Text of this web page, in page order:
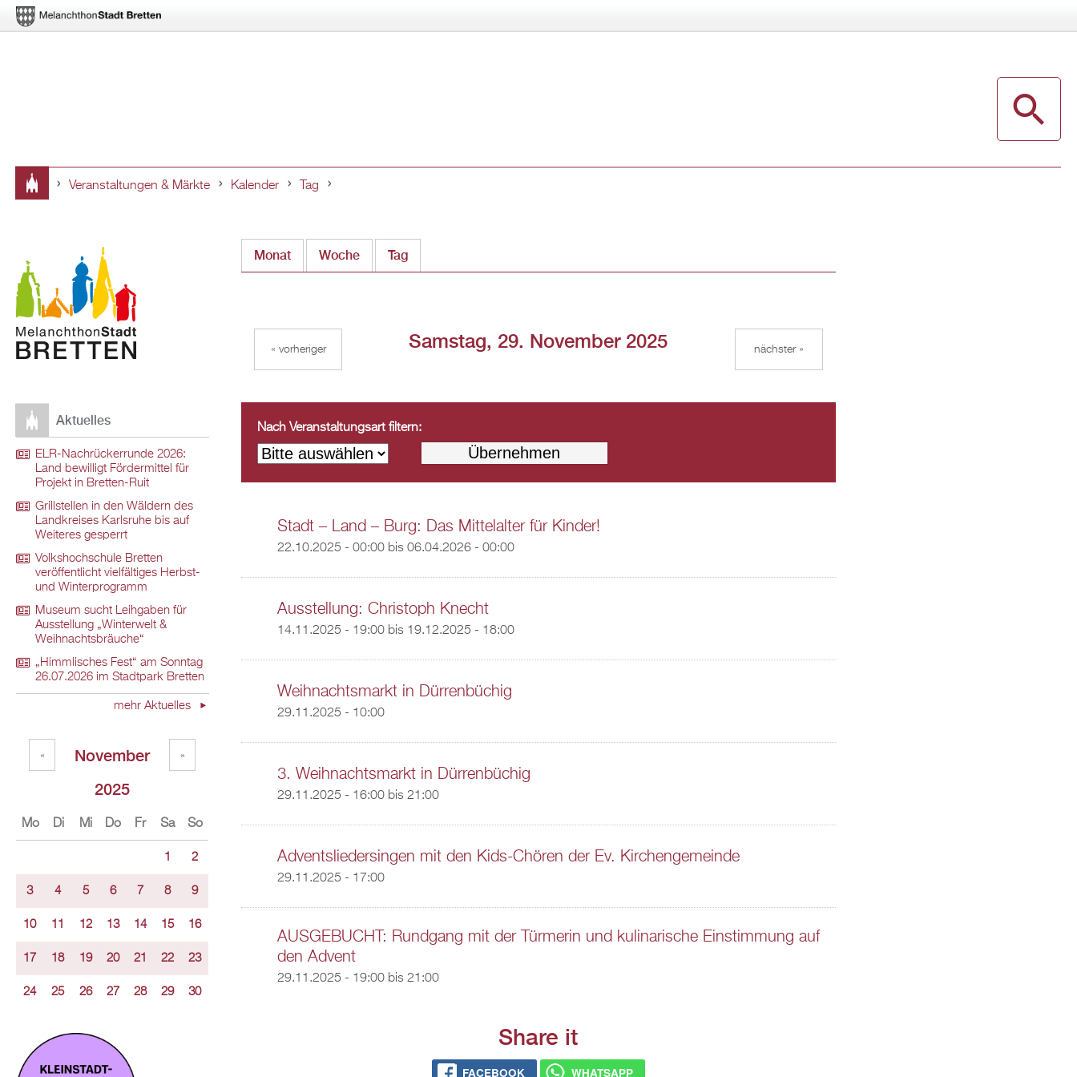
hier
Veranstaltungen & Märkte Kalender Tag
Monat Woche Tag(aktiver Reiter)
Samstag, 29. November 2025
« vorheriger nächster »
Nach Veranstaltungsart filtern:
Stadt – Land – Burg: Das Mittelalter für Kinder!
22.10.2025 - 00:00bis 06.04.2026 - 00:00
Ausstellung: Christoph Knecht
14.11.2025 - 19:00bis 19.12.2025 - 18:00
Weihnachtsmarkt in Dürrenbüchig
29.11.2025 - 10:00
3. Weihnachtsmarkt in Dürrenbüchig
29.11.2025 - 16:00bis 21:00
Adventsliedersingen mit den Kids-Chören der Ev. Kirchengemeinde
29.11.2025 - 17:00
AUSGEBUCHT: Rundgang mit der Türmerin und kulinarische Einstimmung auf
den Advent
29.11.2025 - 19:00bis 21:00
Share it
FACEBOOK WHATSAPP
Aktuelles
ELR-Nachrückerrunde 2026:
Land bewilligt Fördermittel für
Projekt in Bretten-Ruit
Grillstellen in den Wäldern des
Landkreises Karlsruhe bis auf
Weiteres gesperrt
Volkshochschule Bretten
veröffentlicht vielfältiges Herbst-
und Winterprogramm
Museum sucht Leihgaben für
Ausstellung „Winterwelt &
Weihnachtsbräuche“
„Himmlisches Fest“ am Sonntag
26.07.2026 im Stadtpark Bretten
mehr Aktuelles
November
2025
« »
Mo Di Mi Do Fr Sa So
1 2
3 4 5 6 7 8 9
10 11 12 13 14 15 16
17 18 19 20 21 22 23
24 25 26 27 28 29 30